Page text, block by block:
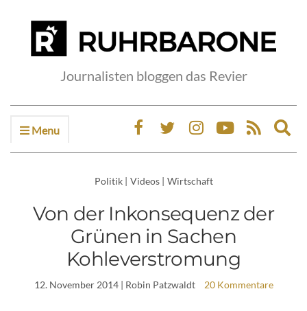
Journalisten bloggen das Revier
Menu
Politik | Videos | Wirtschaft
Von der Inkonsequenz der
Grünen in Sachen
Kohleverstromung
12. November 2014| Robin Patzwaldt 20 Kommentare